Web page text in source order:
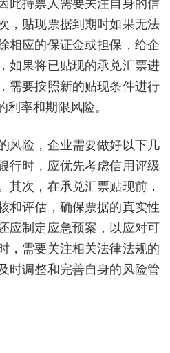
，贴现票据到期时如果无法
相应的保证金或担保，给企
如果将已贴现的承兑汇票进
需要按照新的贴现条件进行
率和期限风险。
风险，企业需要做好以下几
行时，应优先考虑信用评级
其次，在承兑汇票贴现前，
和评估，确保票据的真实性
应制定应急预案，以应对可
，需要关注相关法律法规的
时调整和完善自身的风险管